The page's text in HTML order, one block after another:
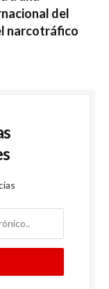
del
narcotráfico